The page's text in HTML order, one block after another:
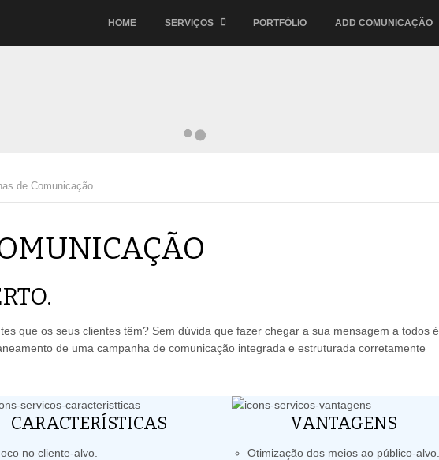
HOME SERVIÇOS PORTFÓLIO ADD COMUNICAÇÃO
de Comunicação
que os seus clientes têm? Sem dúvida que fazer chegar a sua mensagem a todos é
de uma campanha de comunicação integrada e estruturada corretamente
CARACTERÍSTICAS
no cliente-alvo.
VANTAGENS
Otimização dos meios ao público-alvo.